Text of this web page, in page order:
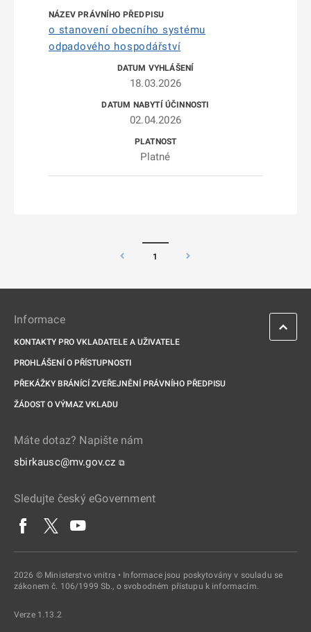
o stanovení obecního systému
odpadového hospodářství
18.03.2026
02.04.2026
Platné
1
Informace
KONTAKTY PRO VKLADATELE A UŽIVATELE
PROHLÁŠENÍ O PŘÍSTUPNOSTI
PŘEKÁŽKY BRÁNÍCÍ ZVEŘEJNĚNÍ PRÁVNÍHO PŘEDPISU
ŽÁDOST O VÝMAZ VKLADU
Máte dotaz? Napište nám
sbirkausc@mv.gov.cz ⧉
Sledujte český eGovernment
2026 © Ministerstvo vnitra • Informace jsou poskytovány v souladu se
zákonem č. 106/1999 Sb., o svobodném přístupu k informacím.
Verze 1.13.2